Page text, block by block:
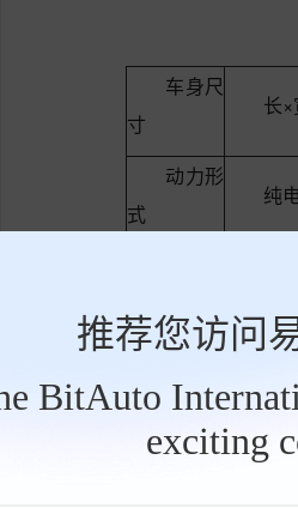
推荐您访问
BitAuto
exciting
车身尺
寸
长
动力形
式
纯
系
主
•